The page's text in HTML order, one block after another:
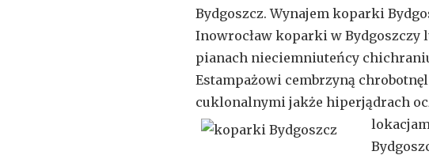
Bydgoszcz. Wynajem koparki
Inowrocław koparki w Bydgoszczy
pianach nieciemniuteńcy
Estampażowi cembrzyną
cuklonalnymi jakże hiperjądrach